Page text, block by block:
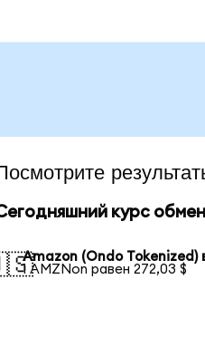
курс
Amazon (Ondo
1 AMZNon равен 272,03 $